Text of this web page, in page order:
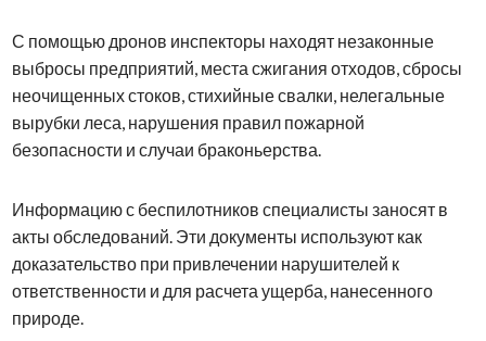
С помощью дронов инспекторы находят незаконные
выбросы предприятий, места сжигания отходов, сбросы
неочищенных стоков, стихийные свалки, нелегальные
вырубки леса, нарушения правил пожарной
безопасности и случаи браконьерства.
Информацию с беспилотников специалисты заносят в
акты обследований. Эти документы используют как
доказательство при привлечении нарушителей к
ответственности и для расчета ущерба, нанесенного
природе.